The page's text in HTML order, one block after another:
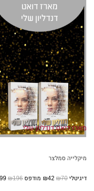
מארז דואט דנדליון שלי
מיקלייה סמלצר
דיגיטלי₪70 מודפס₪196